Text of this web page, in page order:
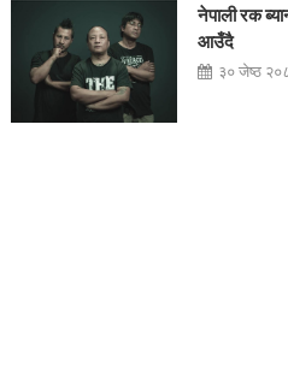
नेपाली रक
आउँदै
३० जेष्ठ